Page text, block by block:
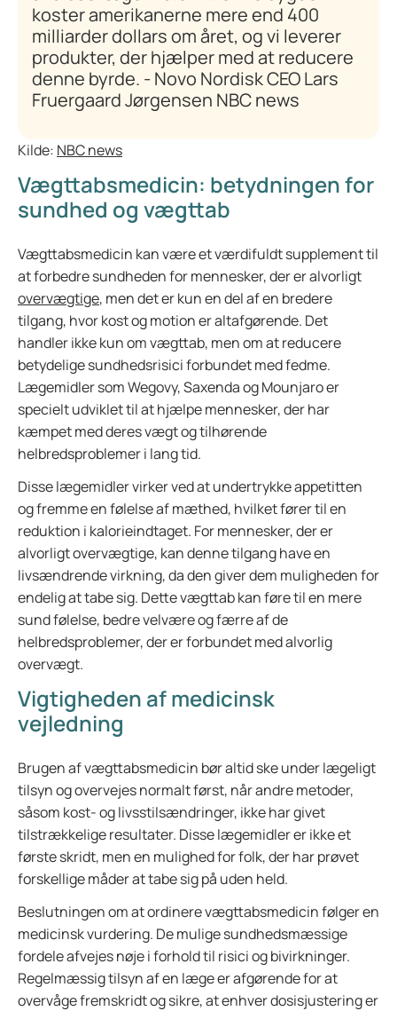
koster amerikanerne mere end 400
milliarder dollars om året, og vi leverer
produkter, der hjælper med at reducere
denne byrde. - Novo Nordisk CEO Lars
Fruergaard Jørgensen NBC news
Kilde: NBC news
Vægttabsmedicin: betydningen for
sundhed og vægttab
Vægttabsmedicin kan være et værdifuldt supplement til
at forbedre sundheden for mennesker, der er alvorligt
overvægtige, men det er kun en del af en bredere
tilgang, hvor kost og motion er altafgørende. Det
handler ikke kun om vægttab, men om at reducere
betydelige sundhedsrisici forbundet med fedme.
Lægemidler som Wegovy, Saxenda og Mounjaro er
specielt udviklet til at hjælpe mennesker, der har
kæmpet med deres vægt og tilhørende
helbredsproblemer i lang tid.
Disse lægemidler virker ved at undertrykke appetitten
og fremme en følelse af mæthed, hvilket fører til en
reduktion i kalorieindtaget. For mennesker, der er
alvorligt overvægtige, kan denne tilgang have en
livsændrende virkning, da den giver dem muligheden for
endelig at tabe sig. Dette vægttab kan føre til en mere
sund følelse, bedre velvære og færre af de
helbredsproblemer, der er forbundet med alvorlig
overvægt.
Vigtigheden af medicinsk
vejledning
Brugen af vægttabsmedicin bør altid ske under lægeligt
tilsyn og overvejes normalt først, når andre metoder,
såsom kost- og livsstilsændringer, ikke har givet
tilstrækkelige resultater. Disse lægemidler er ikke et
første skridt, men en mulighed for folk, der har prøvet
forskellige måder at tabe sig på uden held.
Beslutningen om at ordinere vægttabsmedicin følger en
medicinsk vurdering. De mulige sundhedsmæssige
fordele afvejes nøje i forhold til risici og bivirkninger.
Regelmæssig tilsyn af en læge er afgørende for at
overvåge fremskridt og sikre, at enhver dosisjustering er